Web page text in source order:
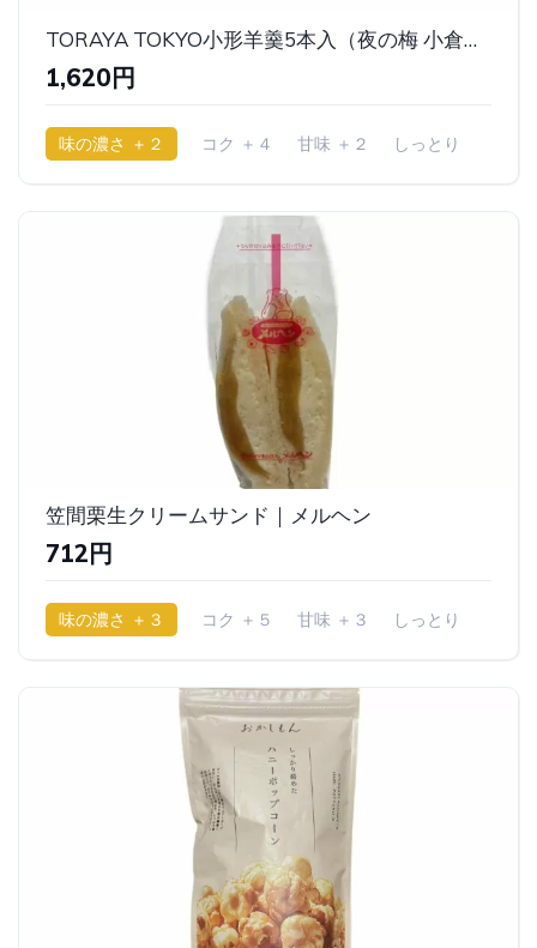
TORAYA TOKYO小形羊羹5本入（夜の梅 小倉羊羹 小形羊羹）｜虎屋(とらや)
1,620円
味の濃さ ＋２ コク ＋４ 甘味 ＋２ しっとり
笠間栗生クリームサンド｜メルヘン
712円
味の濃さ ＋３ コク ＋５ 甘味 ＋３ しっとり